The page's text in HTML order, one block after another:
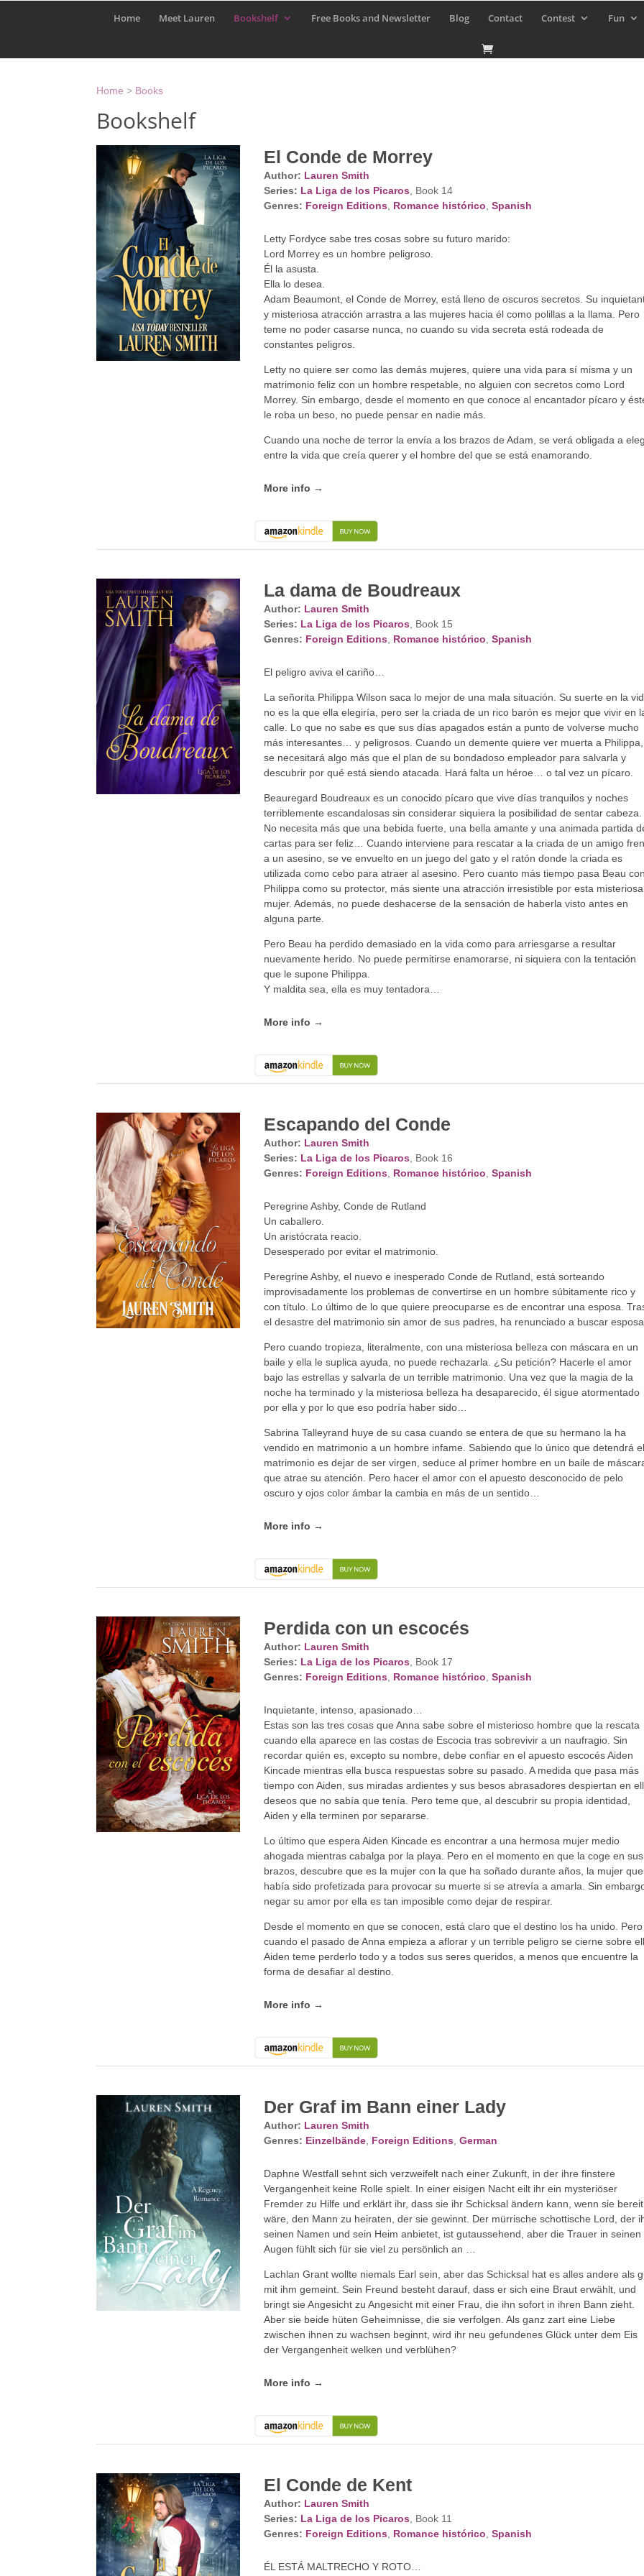
Home Meet Lauren Bookshelf Free Books and Newsletter Blog Contact Contest Fun
Home > Books
Bookshelf
El Conde de Morrey
Author: Lauren Smith
Series: La Liga de los Picaros , Book 14
Genres: Foreign Editions Romance histórico Spanish
Letty Fordyce sabe tres cosas sobre su futuro marido:
Lord Morrey es un hombre peligroso.
Él la asusta.
Ella lo desea.
Adam Beaumont, el Conde de Morrey, está lleno de oscuros secretos. Su
y misteriosa atracción arrastra a las mujeres hacia él como polillas a la llama. Pero
teme no poder casarse nunca, no cuando su vida secreta está rodeada de
constantes peligros.
Letty no quiere ser como las demás mujeres, quiere una vida para sí misma y un
matrimonio feliz con un hombre respetable, no alguien con secretos como Lord
Morrey. Sin embargo, desde el momento en que conoce al encantador pícaro y
le roba un beso, no puede pensar en nadie más.
Cuando una noche de terror la envía a los brazos de Adam, se verá obligada a
entre la vida que creía querer y el hombre del que se está enamorando.
More info →
La dama de Boudreaux
Author: Lauren Smith
Series: La Liga de los Picaros , Book 15
Genres: Foreign Editions Romance histórico Spanish
El peligro aviva el cariño…
La señorita Philippa Wilson saca lo mejor de una mala situación. Su suerte en la
no es la que ella elegiría, pero ser la criada de un rico barón es mejor que vivir en
calle. Lo que no sabe es que sus días apagados están a punto de volverse mucho
más interesantes… y peligrosos. Cuando un demente quiere ver muerta a Philippa,
se necesitará algo más que el plan de su bondadoso empleador para salvarla y
descubrir por qué está siendo atacada. Hará falta un héroe… o tal vez un pícaro.
Beauregard Boudreaux es un conocido pícaro que vive días tranquilos y noches
terriblemente escandalosas sin considerar siquiera la posibilidad de sentar cabeza.
No necesita más que una bebida fuerte, una bella amante y una animada partida
cartas para ser feliz… Cuando interviene para rescatar a la criada de un amigo
a un asesino, se ve envuelto en un juego del gato y el ratón donde la criada es
utilizada como cebo para atraer al asesino. Pero cuanto más tiempo pasa Beau
Philippa como su protector, más siente una atracción irresistible por esta misteriosa
mujer. Además, no puede deshacerse de la sensación de haberla visto antes en
alguna parte.
Pero Beau ha perdido demasiado en la vida como para arriesgarse a resultar
nuevamente herido. No puede permitirse enamorarse, ni siquiera con la tentación
que le supone Philippa.
Y maldita sea, ella es muy tentadora…
More info →
Escapando del Conde
Author: Lauren Smith
Series: La Liga de los Picaros , Book 16
Genres: Foreign Editions Romance histórico Spanish
Peregrine Ashby, Conde de Rutland
Un caballero.
Un aristócrata reacio.
Desesperado por evitar el matrimonio.
Peregrine Ashby, el nuevo e inesperado Conde de Rutland, está sorteando
improvisadamente los problemas de convertirse en un hombre súbitamente rico y
con título. Lo último de lo que quiere preocuparse es de encontrar una esposa.
el desastre del matrimonio sin amor de sus padres, ha renunciado a buscar
Pero cuando tropieza, literalmente, con una misteriosa belleza con máscara en un
baile y ella le suplica ayuda, no puede rechazarla. ¿Su petición? Hacerle el amor
bajo las estrellas y salvarla de un terrible matrimonio. Una vez que la magia de la
noche ha terminado y la misteriosa belleza ha desaparecido, él sigue atormentado
por ella y por lo que eso podría haber sido…
Sabrina Talleyrand huye de su casa cuando se entera de que su hermano la ha
vendido en matrimonio a un hombre infame. Sabiendo que lo único que detendrá el
matrimonio es dejar de ser virgen, seduce al primer hombre en un baile de
que atrae su atención. Pero hacer el amor con el apuesto desconocido de pelo
oscuro y ojos color ámbar la cambia en más de un sentido…
More info →
Perdida con un escocés
Author: Lauren Smith
Series: La Liga de los Picaros , Book 17
Genres: Foreign Editions Romance histórico Spanish
Inquietante, intenso, apasionado…
Estas son las tres cosas que Anna sabe sobre el misterioso hombre que la rescata
cuando ella aparece en las costas de Escocia tras sobrevivir a un naufragio. Sin
recordar quién es, excepto su nombre, debe confiar en el apuesto escocés Aiden
Kincade mientras ella busca respuestas sobre su pasado. A medida que pasa más
tiempo con Aiden, sus miradas ardientes y sus besos abrasadores despiertan en
deseos que no sabía que tenía. Pero teme que, al descubrir su propia identidad,
Aiden y ella terminen por separarse.
Lo último que espera Aiden Kincade es encontrar a una hermosa mujer medio
ahogada mientras cabalga por la playa. Pero en el momento en que la coge en sus
brazos, descubre que es la mujer con la que ha soñado durante años, la mujer que
había sido profetizada para provocar su muerte si se atrevía a amarla. Sin
negar su amor por ella es tan imposible como dejar de respirar.
Desde el momento en que se conocen, está claro que el destino los ha unido. Pero
cuando el pasado de Anna empieza a aflorar y un terrible peligro se cierne sobre
Aiden teme perderlo todo y a todos sus seres queridos, a menos que encuentre la
forma de desafiar al destino.
More info →
Der Graf im Bann einer Lady
Author: Lauren Smith
Genres: Einzelbände, Foreign Editions German
Daphne Westfall sehnt sich verzweifelt nach einer Zukunft, in der ihre finstere
Vergangenheit keine Rolle spielt. In einer eisigen Nacht eilt ihr ein mysteriöser
Fremder zu Hilfe und erklärt ihr, dass sie ihr Schicksal ändern kann, wenn sie bereit
wäre, den Mann zu heiraten, der sie gewinnt. Der mürrische schottische Lord, der
seinen Namen und sein Heim anbietet, ist gutaussehend, aber die Trauer in seinen
Augen fühlt sich für sie viel zu persönlich an …
Lachlan Grant wollte niemals Earl sein, aber das Schicksal hat es alles andere als
mit ihm gemeint. Sein Freund besteht darauf, dass er sich eine Braut erwählt, und
bringt sie Angesicht zu Angesicht mit einer Frau, die ihn sofort in ihren Bann zieht.
Aber sie beide hüten Geheimnisse, die sie verfolgen. Als ganz zart eine Liebe
zwischen ihnen zu wachsen beginnt, wird ihr neu gefundenes Glück unter dem Eis
der Vergangenheit welken und verblühen?
More info →
El Conde de Kent
Author: Lauren Smith
Series: La Liga de los Picaros , Book 11
Genres: Foreign Editions Romance histórico Spanish
ÉL ESTÁ MALTRECHO Y ROTO…